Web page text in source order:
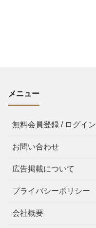
メニュー
無料会員登録 / ログイン
お問い合わせ
広告掲載について
プライバシーポリシー
会社概要